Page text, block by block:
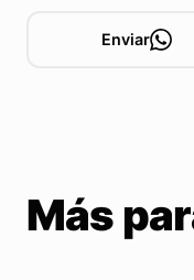
Enviar
Más